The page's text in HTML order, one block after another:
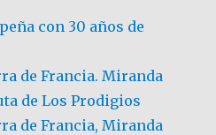
con 30 años de
de Francia. Miranda
de Los Prodigios
de Francia, Miranda